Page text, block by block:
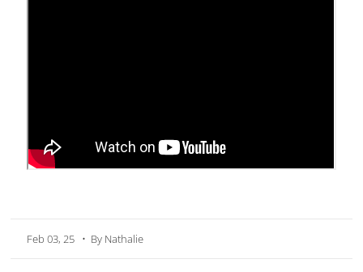
Feb 03, 25 • By Nathalie